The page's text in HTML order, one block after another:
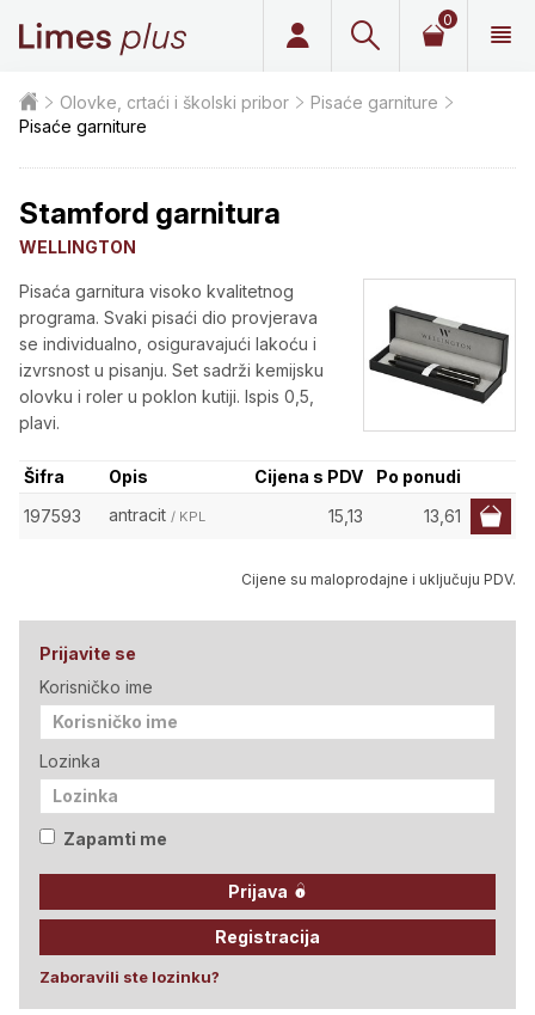
0
Olovke, crtaći i školski pribor
Pisaće garniture
Pisaće garniture
Stamford garnitura
WELLINGTON
Pisaća garnitura visoko kvalitetnog
programa. Svaki pisaći dio provjerava
se individualno, osiguravajući lakoću i
izvrsnost u pisanju. Set sadrži kemijsku
olovku i roler u poklon kutiji. Ispis 0,5,
plavi.
Šifra Opis Cijena s PDV
Po ponudi
197593
antracit / KPL 15,13 13,61
Cijene su maloprodajne i uključuju PDV.
Prijavite se
Korisničko ime
Lozinka
Zapamti me
Prijava
Registracija
Zaboravili ste lozinku?